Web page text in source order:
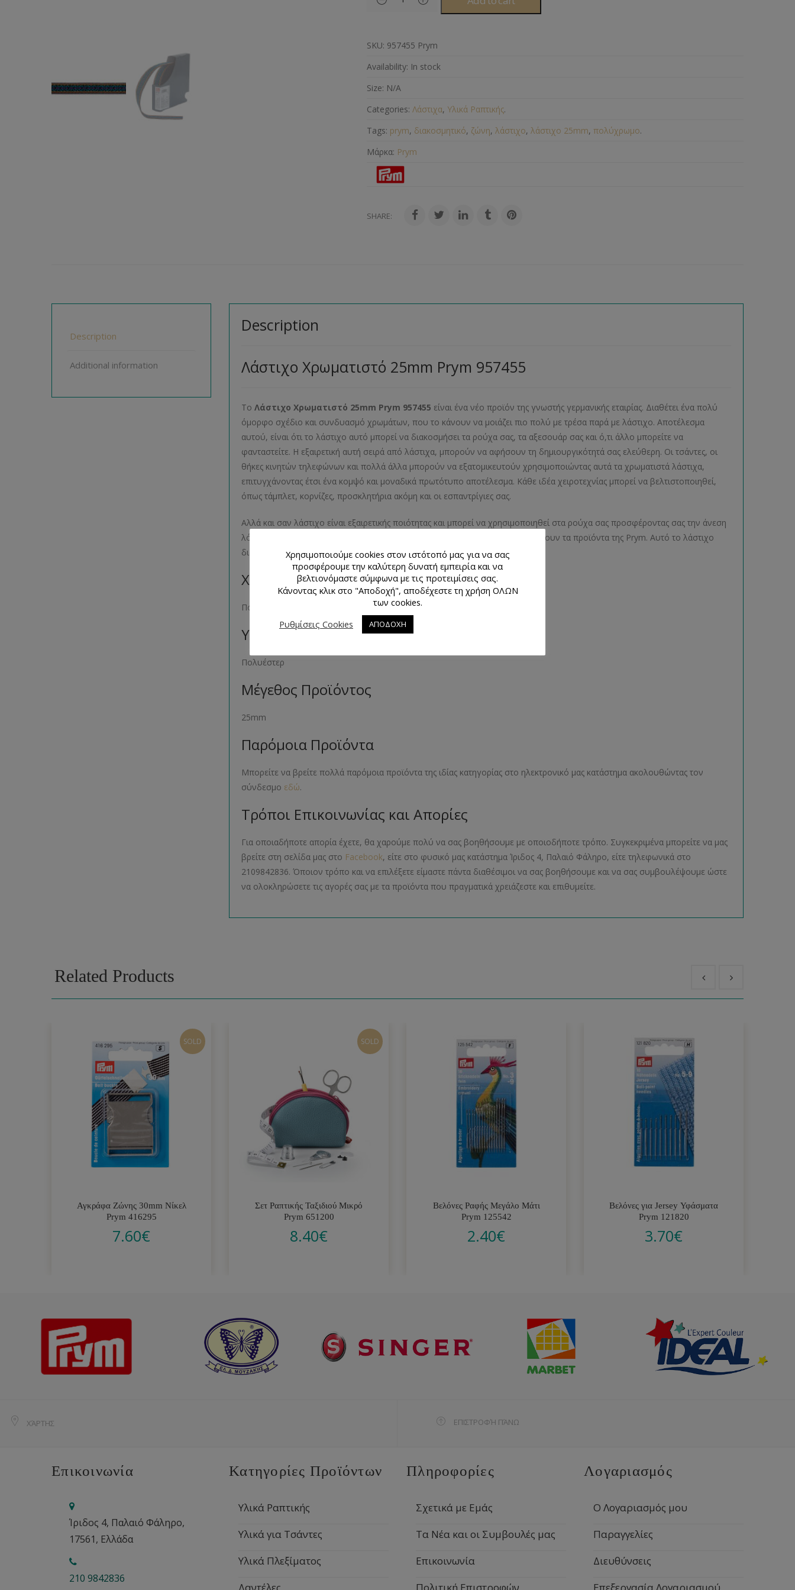
SKU: 957455 Prym
Availability: In stock
Size: N/A
Categories: Λάστιχα, Υλικά Ραπτικής.
Tags: prym, διακοσμητικό, ζώνη,λάστιχο,λάστιχο 25mm,πολύχρωμο.
Μάρκα: Prym
SHARE:
Description
Additional information
Description
Λάστιχο Χρωματιστό 25mm Prym 957455
Το Λάστιχο Χρωματιστό 25mm Prym 957455 είναι ένα νέο προϊόν της γνωστής γερμανικής εταιρίας. Διαθέτει ένα πολύ
όμορφο σχέδιο και συνδυασμό χρωμάτων, που το κάνουν να μοιάζει πιο πολύ με τρέσα παρά με λάστιχο. Αποτέλεσμα
αυτού, είναι ότι το λάστιχο αυτό μπορεί να διακοσμήσει τα ρούχα σας, τα αξεσουάρ σας και ό,τι άλλο μπορείτε να
φανταστείτε. Η εξαιρετική αυτή σειρά από λάστιχα, μπορούν να αφήσουν τη δημιουργικότητά σας ελεύθερη. Οι τσάντες, οι
θήκες κινητών τηλεφώνων και πολλά άλλα μπορούν να εξατομικευτούν χρησιμοποιώντας αυτά τα χρωματιστά λάστιχα,
επιτυγχάνοντας έτσι ένα κομψό και μοναδικά πρωτότυπο αποτέλεσμα. Κάθε ιδέα χειροτεχνίας μπορεί να βελτιστοποιηθεί,
όπως τάμπλετ, κορνίζες, προσκλητήρια ακόμη και οι εσπαντρίγιες σας.
Αλλά και σαν λάστιχο είναι εξαιρετικής ποιότητας και μπορεί να χρησιμοποιηθεί στα ρούχα σας προσφέροντας σας την άνεση
λόγο της ελαστικότητας του αλλά ταυτόχρονα και την ασφάλεια που προσφέρουν τα προϊόντα της Prym. Αυτό το λάστιχο
διατίθεται σε πλάτος 25 mm και πλένεται στους 30 βαθμούς.
Χρώμα Προϊόντος
Πολύχρωμο
Υλικό Προϊόντος
Πολυέστερ
Μέγεθος Προϊόντος
25mm
Παρόμοια Προϊόντα
Μπορείτε να βρείτε πολλά παρόμοια προϊόντα της ιδίας κατηγορίας στο ηλεκτρονικό μας κατάστημα ακολουθώντας τον
σύνδεσμο εδώ.
Τρόποι Επικοινωνίας και Απορίες
Για οποιαδήποτε απορία έχετε, θα χαρούμε πολύ να σας βοηθήσουμε με οποιοδήποτε τρόπο. Συγκεκριμένα μπορείτε να μας
βρείτε στη σελίδα μας στο Facebook, είτε στο φυσικό μας κατάστημα Ίριδος 4, Παλαιό Φάληρο, είτε τηλεφωνικά στο
2109842836. Όποιον τρόπο και να επιλέξετε είμαστε πάντα διαθέσιμοι να σας βοηθήσουμε και να σας συμβουλέψουμε ώστε
να ολοκληρώσετε τις αγορές σας με τα προϊόντα που πραγματικά χρειάζεστε και επιθυμείτε.
Related Products
SOLD
Αγκράφα Ζώνης 30mm Νίκελ
Prym 416295
7.60€
SOLD
Σετ Ραπτικής Ταξιδιού Μικρό
Prym 651200
8.40€
Βελόνες Ραφής Μεγάλο Μάτι
Prym 125542
2.40€
Βελόνες για Jersey Υφάσματα
Prym 121820
3.70€
ΧΆΡΤΗΣ ΕΠΙΣΤΡΟΦΉ ΠΆΝΩ
Επικοινωνία
Ίριδος 4, Παλαιό Φάληρο,
17561, Ελλάδα
210 9842836
Κατηγορίες Προϊόντων
Υλικά Ραπτικής
Υλικά για Τσάντες
Υλικά Πλεξίματος
Πληροφορίες
Σχετικά με Εμάς
Τα Νέα και οι Συμβουλές μας
Επικοινωνία
Λογαριασμός
Ο Λογαριασμός μου
Παραγγελίες
Διευθύνσεις
Χρησιμοποιούμε cookies στον ιστότοπό μας για να σας
προσφέρουμε την καλύτερη δυνατή εμπειρία και να
βελτιονόμαστε σύμφωνα με τις προτειμίσεις σας.
Κάνοντας κλικ στο "Αποδοχή", αποδέχεστε τη χρήση ΟΛΩΝ
των cookies.
Ρυθμίσεις Cookies
ΑΠΟΔΟΧΗ